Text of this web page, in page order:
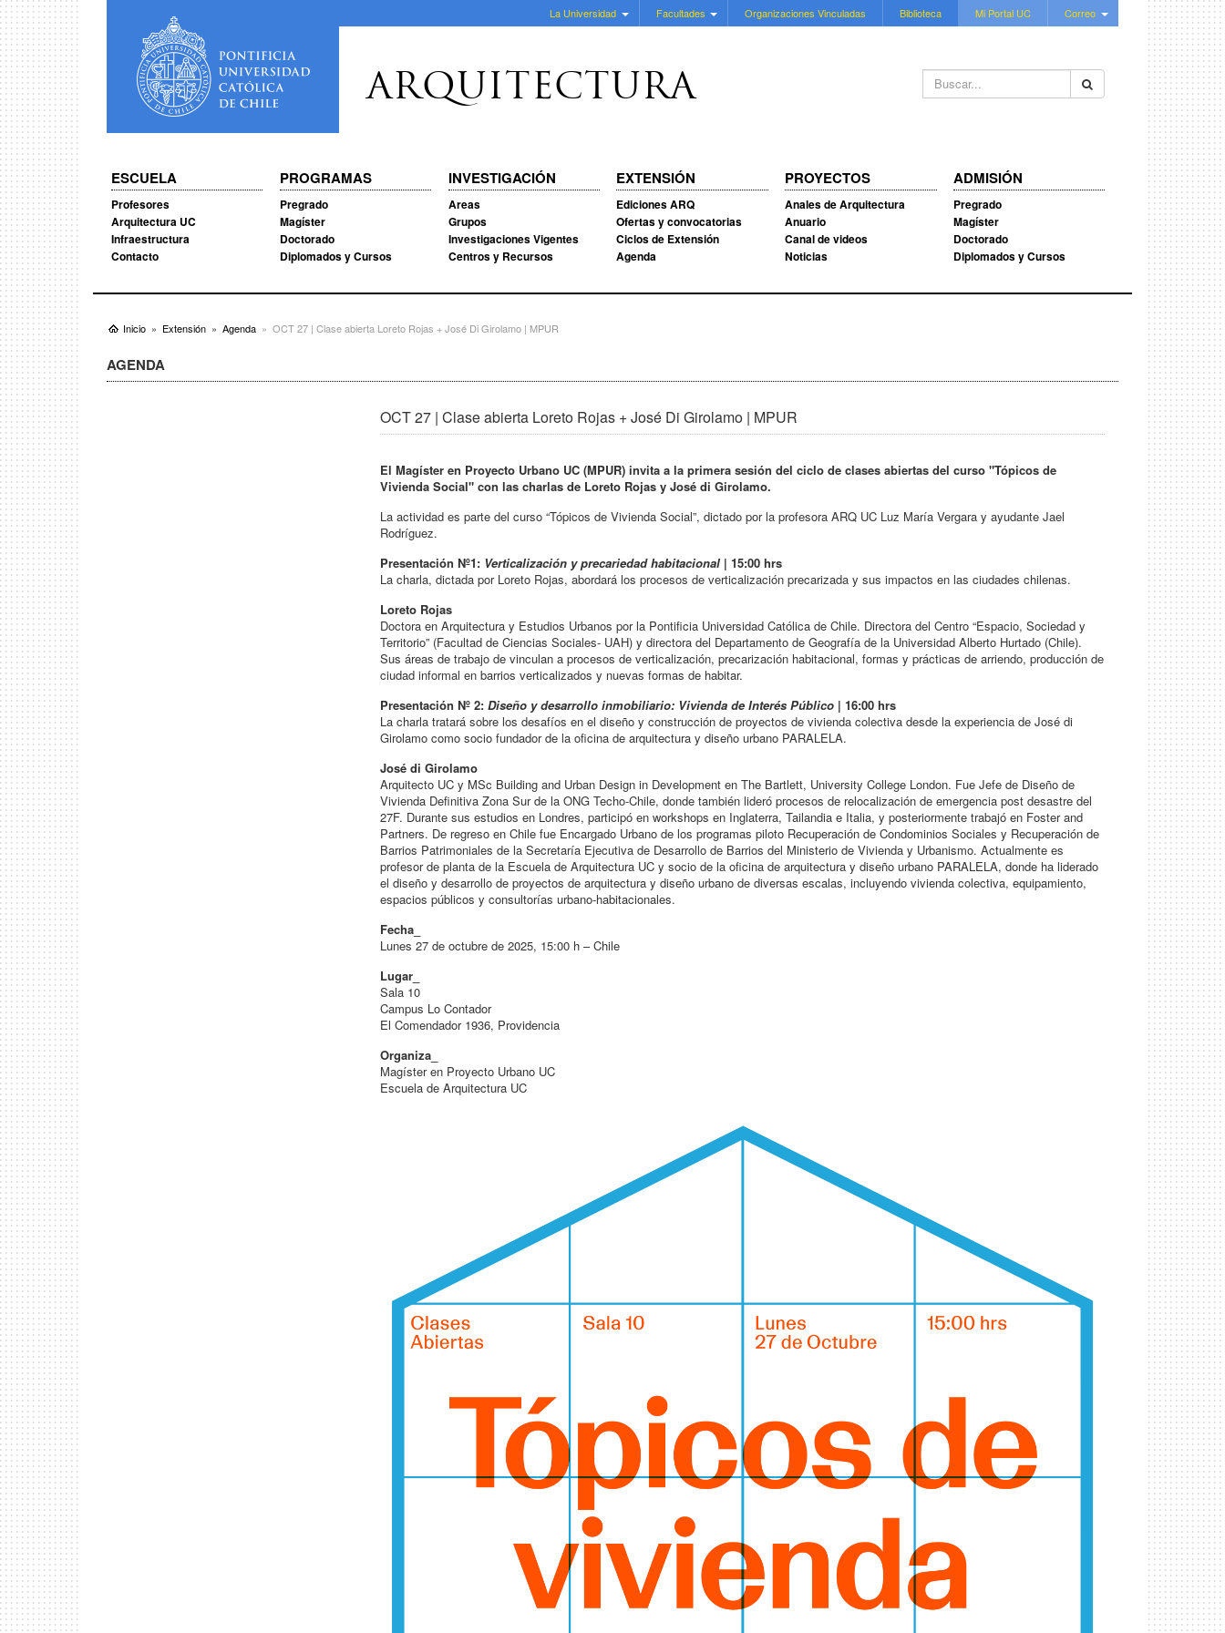
La Universidad Facultades Organizaciones Vinculadas Biblioteca Mi Portal UC Correo
Buscar...
ARQUITECTURA
ESCUELA
Profesores
Arquitectura UC
Infraestructura
Contacto
PROGRAMAS
Pregrado
Magíster
Doctorado
Diplomados y Cursos
INVESTIGACIÓN
Areas
Grupos
Investigaciones Vigentes
Centros y Recursos
EXTENSIÓN
Ediciones ARQ
Ofertas y convocatorias
Ciclos de Extensión
Agenda
PROYECTOS
Anales de Arquitectura
Anuario
Canal de videos
Noticias
ADMISIÓN
Pregrado
Magíster
Doctorado
Diplomados y Cursos
Inicio Extensión Agenda OCT 27 | Clase abierta Loreto Rojas + José Di Girolamo | MPUR
AGENDA
OCT 27 | Clase abierta Loreto Rojas + José Di Girolamo | MPUR
El Magíster en Proyecto Urbano UC (MPUR) invita a la primera sesión del ciclo de clases abiertas del curso "Tópicos de
Vivienda Social" con las charlas de Loreto Rojas y José di Girolamo.
La actividad es parte del curso “Tópicos de Vivienda Social”, dictado por la profesora ARQ UC Luz María Vergara y ayudante Jael
Rodríguez.
Presentación Nº1: Verticalización y precariedad habitacional | 15:00 hrs
La charla, dictada por Loreto Rojas, abordará los procesos de verticalización precarizada y sus impactos en las ciudades chilenas.
Loreto Rojas
Doctora en Arquitectura y Estudios Urbanos por la Pontificia Universidad Católica de Chile. Directora del Centro “Espacio, Sociedad y
Territorio” (Facultad de Ciencias Sociales- UAH) y directora del Departamento de Geografía de la Universidad Alberto Hurtado (Chile).
Sus áreas de trabajo de vinculan a procesos de verticalización, precarización habitacional, formas y prácticas de arriendo, producción de
ciudad informal en barrios verticalizados y nuevas formas de habitar.
Presentación Nº 2: Diseño y desarrollo inmobiliario: Vivienda de Interés Público | 16:00 hrs
La charla tratará sobre los desafíos en el diseño y construcción de proyectos de vivienda colectiva desde la experiencia de José di
Girolamo como socio fundador de la oficina de arquitectura y diseño urbano PARALELA.
José di Girolamo
Arquitecto UC y MSc Building and Urban Design in Development en The Bartlett, University College London. Fue Jefe de Diseño de
Vivienda Definitiva Zona Sur de la ONG Techo-Chile, donde también lideró procesos de relocalización de emergencia post desastre del
27F. Durante sus estudios en Londres, participó en workshops en Inglaterra, Tailandia e Italia, y posteriormente trabajó en Foster and
Partners. De regreso en Chile fue Encargado Urbano de los programas piloto Recuperación de Condominios Sociales y Recuperación de
Barrios Patrimoniales de la Secretaría Ejecutiva de Desarrollo de Barrios del Ministerio de Vivienda y Urbanismo. Actualmente es
profesor de planta de la Escuela de Arquitectura UC y socio de la oficina de arquitectura y diseño urbano PARALELA, donde ha liderado
el diseño y desarrollo de proyectos de arquitectura y diseño urbano de diversas escalas, incluyendo vivienda colectiva, equipamiento,
espacios públicos y consultorías urbano-habitacionales.
Fecha_
Lunes 27 de octubre de 2025, 15:00 h – Chile
Lugar_
Sala 10
Campus Lo Contador
El Comendador 1936, Providencia
Organiza_
Magíster en Proyecto Urbano UC
Escuela de Arquitectura UC